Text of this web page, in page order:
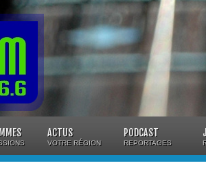
ACTUS
VOTRE RÉGION
PODCAST
REPORTAGES